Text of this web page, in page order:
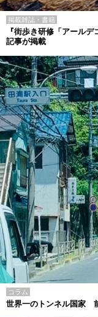
掲載雑誌・書籍
『街歩き研修「アール
記事が掲載
コラム
世界一のトンネル国家